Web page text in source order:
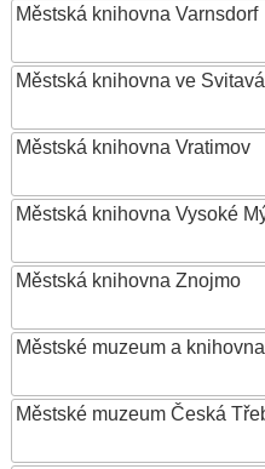
Městská knihovna Varnsdorf
Městská knihovna ve
Městská knihovna Vratimov
Městská knihovna Vysoké
Městská knihovna Znojmo
Městské muzeum a
Městské muzeum Česká